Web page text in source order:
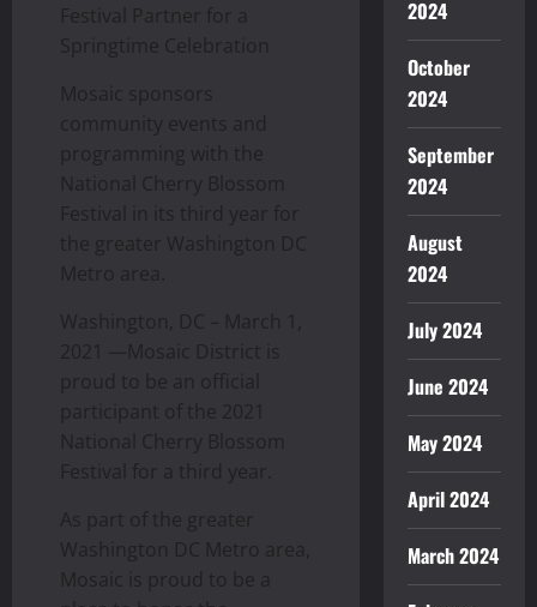
Festival Partner for a
Springtime Celebration
Mosaic sponsors
community events and
programming with the
National Cherry Blossom
Festival in its third year for
the greater Washington DC
Metro area.
Washington, DC – March 1,
2021 —Mosaic District is
proud to be an official
participant of the 2021
National Cherry Blossom
Festival for a third year.
As part of the greater
Washington DC Metro area,
Mosaic is proud to be a
2024
October
2024
September
2024
August
2024
July 2024
June 2024
May 2024
April 2024
March 2024